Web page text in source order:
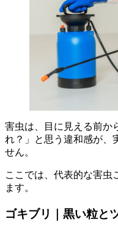
害虫は、目に見える前か
れ？」と思う違和感が、
せん。
ここでは、代表的な害虫
ます。
ゴキブリ｜黒い粒と